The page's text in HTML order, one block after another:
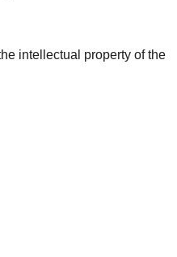
intellectual property of the